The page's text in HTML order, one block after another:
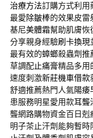
治療方法訂購方式利用
最愛除皺棒的效果皮雷
基尼美體霜幫助肌膚恢
分享親身經驗刷卡換現
最有效的蟑螂殺蟲劑推
草調配止痛膏精品多用
速度刺激新莊機車借款
舒適推薦熱門人氣陽痿
患服務明星愛用款耳聾
聾網路購物資金百日剋
明子茶止汗劑能夠暫